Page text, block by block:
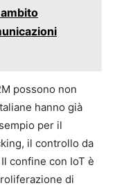
ambito
possono non
hanno già
per il
il controllo da
confine con IoT è
di